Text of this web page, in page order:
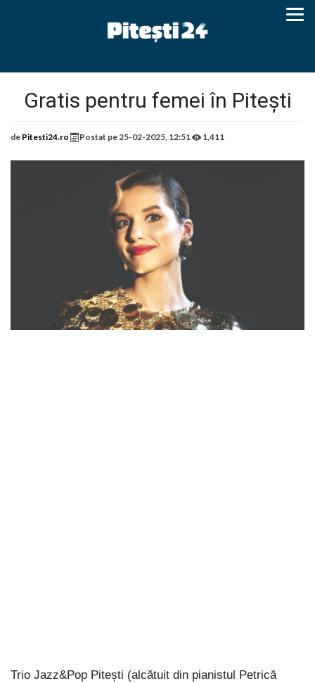
Gratis pentru femei în Pitești
de Pitesti24.ro Postat pe25-02-2025, 12:51 1,411
Trio Jazz&Pop Pitești (alcătuit din pianistul Petrică